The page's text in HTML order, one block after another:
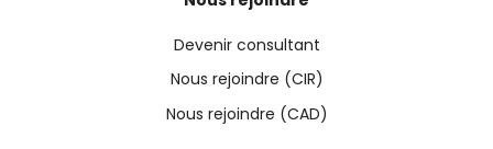
Devenir consultant
Nous rejoindre (CIR)
Nous rejoindre (CAD)